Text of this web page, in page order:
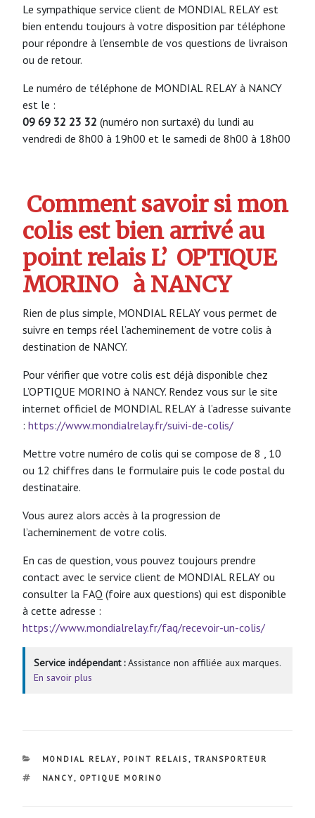
Le sympathique service client de MONDIAL RELAY est
bien entendu toujours à votre disposition par téléphone
pour répondre à l’ensemble de vos questions de livraison
ou de retour.
Le numéro de téléphone de MONDIAL RELAY à NANCY
est le :
09 69 32 23 32 (numéro non surtaxé) du lundi au
vendredi de 8h00 à 19h00 et le samedi de 8h00 à 18h00
Comment savoir si mon
colis est bien arrivé au
point relais L’ OPTIQUE
MORINO à NANCY
Rien de plus simple, MONDIAL RELAY vous permet de
suivre en temps réel l’acheminement de votre colis à
destination de NANCY.
Pour vérifier que votre colis est déjà disponible chez
L’OPTIQUE MORINO à NANCY. Rendez vous sur le site
internet officiel de MONDIAL RELAY à l’adresse suivante
: https://www.mondialrelay.fr/suivi-de-colis/
Mettre votre numéro de colis qui se compose de 8 , 10
ou 12 chiffres dans le formulaire puis le code postal du
destinataire.
Vous aurez alors accès à la progression de
l’acheminement de votre colis.
En cas de question, vous pouvez toujours prendre
contact avec le service client de MONDIAL RELAY ou
consulter la FAQ (foire aux questions) qui est disponible
à cette adresse :
https://www.mondialrelay.fr/faq/recevoir-un-colis/
Service indépendant :Assistance non affiliée aux marques.
En savoir plus
CATÉGORIES
MONDIAL RELAY , POINT RELAIS , TRANSPORTEUR
ÉTIQUETTES
NANCY , OPTIQUE MORINO